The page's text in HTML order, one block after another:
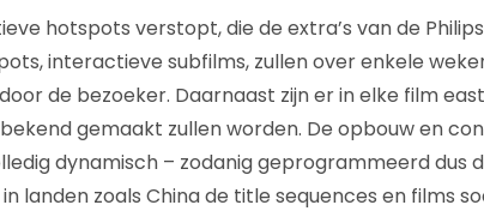
hotspots verstopt, die de extra’s van de
interactieve subfilms, zullen over enkele
de bezoeker. Daarnaast zijn er in elke film
gemaakt zullen worden. De opbouw en
dynamisch – zodanig geprogrammeerd dus
landen zoals China de title sequences en films